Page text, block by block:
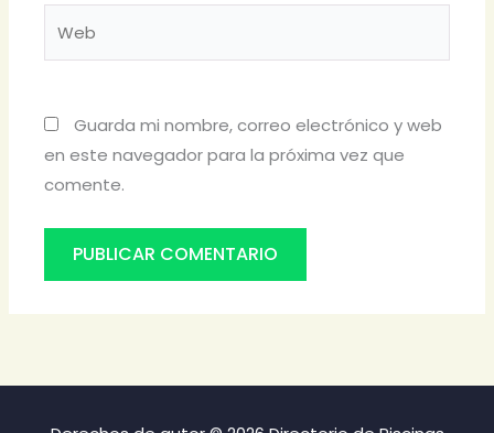
Guarda mi nombre, correo electrónico y web
en este navegador para la próxima vez que
comente.